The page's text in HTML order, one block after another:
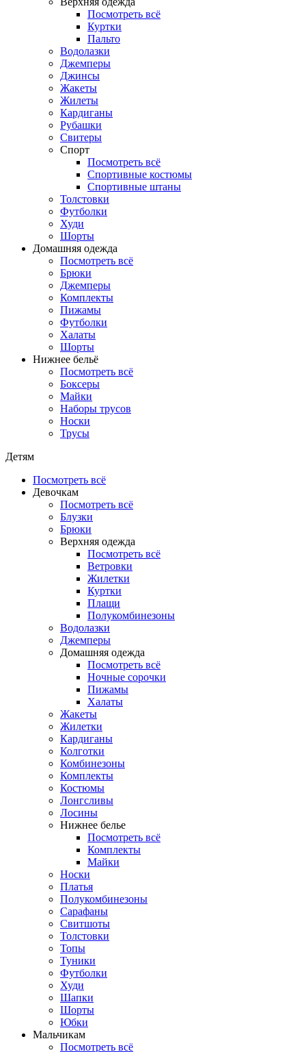
Посмотреть всё
Куртки
Пальто
Водолазки
Джемперы
Джинсы
Жакеты
Жилеты
Кардиганы
Рубашки
Свитеры
Спорт
Посмотреть всё
Спортивные костюмы
Спортивные штаны
Толстовки
Футболки
Худи
Шорты
Домашняя одежда
Посмотреть всё
Брюки
Джемперы
Комплекты
Пижамы
Футболки
Халаты
Шорты
Нижнее бельё
Посмотреть всё
Боксеры
Майки
Наборы трусов
Носки
Трусы
Детям
Посмотреть всё
Девочкам
Посмотреть всё
Блузки
Брюки
Верхняя одежда
Посмотреть всё
Ветровки
Жилетки
Куртки
Плащи
Полукомбинезоны
Водолазки
Джемперы
Домашняя одежда
Посмотреть всё
Ночные сорочки
Пижамы
Халаты
Жакеты
Жилетки
Кардиганы
Колготки
Комбинезоны
Комплекты
Костюмы
Лонгсливы
Лосины
Нижнее белье
Посмотреть всё
Комплекты
Майки
Носки
Платья
Полукомбинезоны
Сарафаны
Свитшоты
Толстовки
Топы
Туники
Футболки
Худи
Шапки
Шорты
Юбки
Мальчикам
Посмотреть всё